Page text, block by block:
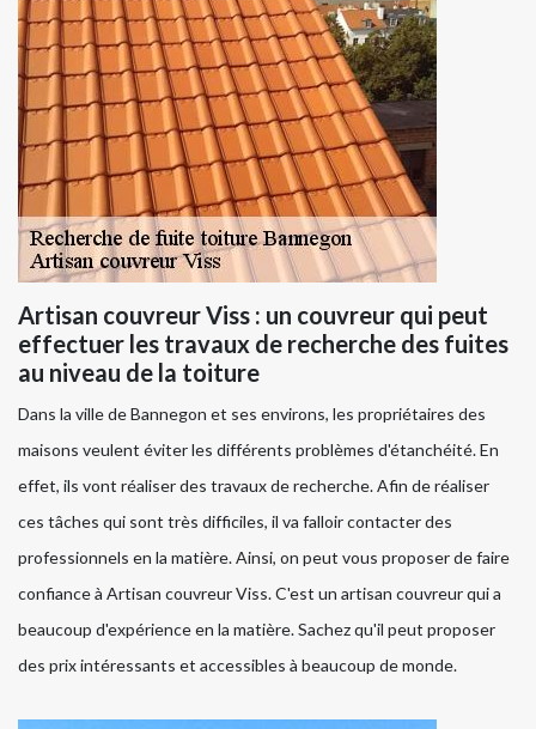
Artisan couvreur Viss : un couvreur qui peut
effectuer les travaux de recherche des fuites
au niveau de la toiture
Dans la ville de Bannegon et ses environs, les propriétaires des
maisons veulent éviter les différents problèmes d'étanchéité. En
effet, ils vont réaliser des travaux de recherche. Afin de réaliser
ces tâches qui sont très difficiles, il va falloir contacter des
professionnels en la matière. Ainsi, on peut vous proposer de faire
confiance à Artisan couvreur Viss. C'est un artisan couvreur qui a
beaucoup d'expérience en la matière. Sachez qu'il peut proposer
des prix intéressants et accessibles à beaucoup de monde.